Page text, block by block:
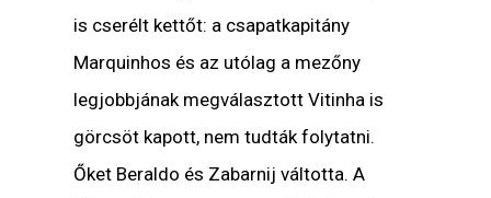
is cserélt kettőt: a csapatkapitány
Marquinhos és az utólag a mezőny
legjobbjának megválasztott Vitinha is
görcsöt kapott, nem tudták folytatni.
Őket Beraldo és Zabarnij váltotta. A